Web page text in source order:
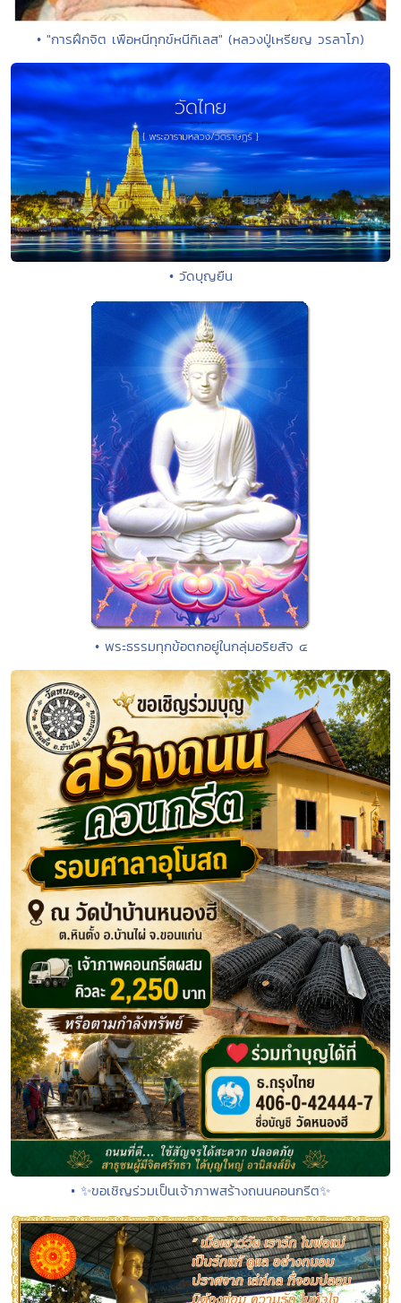
• "การฝึกจิต เพือหนีทุกข์หนีกิเลส" (หลวงปู่เหรียญ วรลาโภ)
• วัดบุญยืน
• พระธรรมทุกข้อตกอยู่ในกลุ่มอริยสัจ ๔
• ✨ขอเชิญร่วมเป็นเจ้าภาพสร้างถนนคอนกรีต✨